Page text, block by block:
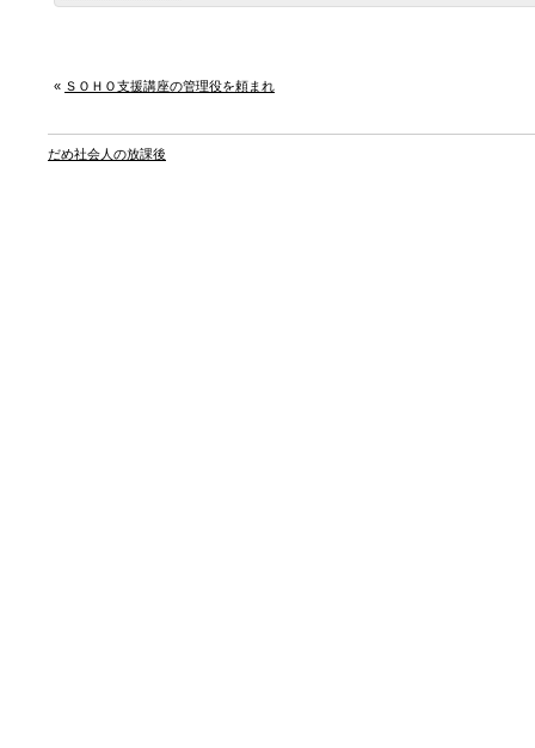
« ＳＯＨＯ支援講座の管理役を頼まれ
だめ社会人の放課後